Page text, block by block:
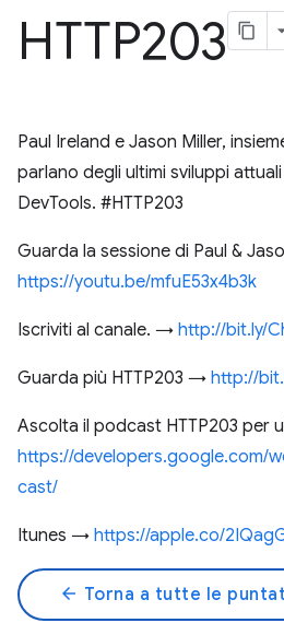
HTTP203
Paul Ireland e Jason Miller,
parlano degli ultimi sviluppi
DevTools. #HTTP203
Guarda la sessione di Paul &
https://youtu.be/mfuE53x4b3k
Iscriviti al canale. → http://bit.ly/
Guarda più HTTP203 → http://
Ascolta il podcast HTTP203 per
https://developers.google.com/
cast/
Itunes → https://apple.co/
arrow_back Torna a tutte le